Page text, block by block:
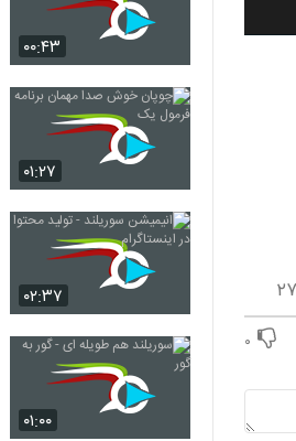
۰
۰۰:۴۳
۰۱:۲۷
۰۲:۳۷
۰۱:۰۰